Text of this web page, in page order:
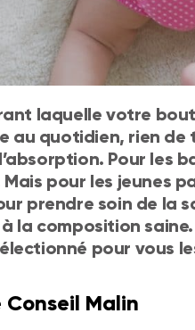
laquelle votre
au quotidien, rien de
Pour les
pour les jeunes
prendre soin de la
la composition
pour vous
Malin